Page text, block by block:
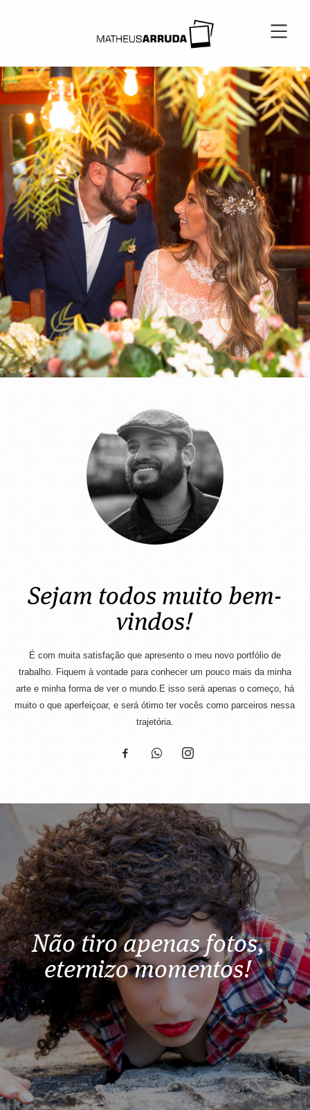
Sejam todos muito bem-
vindos!
É com muita satisfação que apresento o meu novo portfólio de
trabalho. Fiquem à vontade para conhecer um pouco mais da minha
arte e minha forma de ver o mundo.E isso será apenas o começo, há
muito o que aperfeiçoar, e será ótimo ter vocês como parceiros nessa
trajetória.
Não tiro apenas fotos,
eternizo momentos!